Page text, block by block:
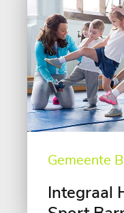
Gemeente
Integraal